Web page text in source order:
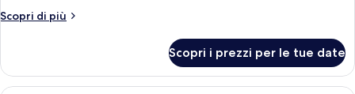
Partial
Double
Scopri di più
Altri
Club
Junior
Scopri i prezzi per le tue date